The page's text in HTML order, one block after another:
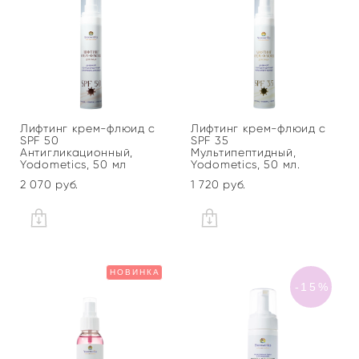
Лифтинг крем-флюид с
SPF 50
Антигликационный,
Yodometics, 50 мл
2 070 pуб.
Лифтинг крем-флюид с
SPF 35
Мультипептидный,
Yodometics, 50 мл.
1 720 pуб.
НОВИНКА
-15%